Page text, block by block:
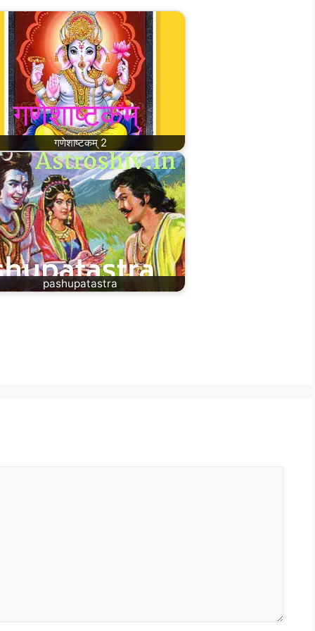
गणेशाष्टकम् 2
pashupatastra